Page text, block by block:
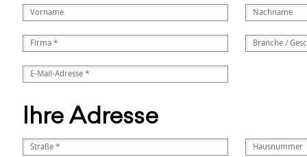
Ihre Adresse